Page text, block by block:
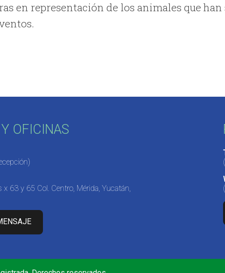
en representación de los animales que
OFICINAS
x 63 y 65 Col. Centro, Mérida, Yucatán,